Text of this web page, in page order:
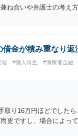
ね合いや弁護士の考え
金が積み重なり返
理 #個人再生 #消費者金融
り16万円ほどでした
更ですし、場合によっ